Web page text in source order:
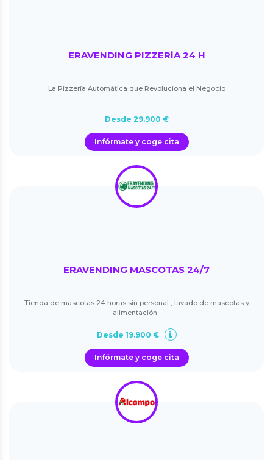
ERAVENDING PIZZERÍA 24 H
La Pizzería Automática que Revoluciona el Negocio
Desde 29.900 €
Infórmate y coge cita
ERAVENDING MASCOTAS 24/7
Tienda de mascotas 24 horas sin personal , lavado de mascotas y
alimentación .
Desde 19.900 €
Infórmate y coge cita